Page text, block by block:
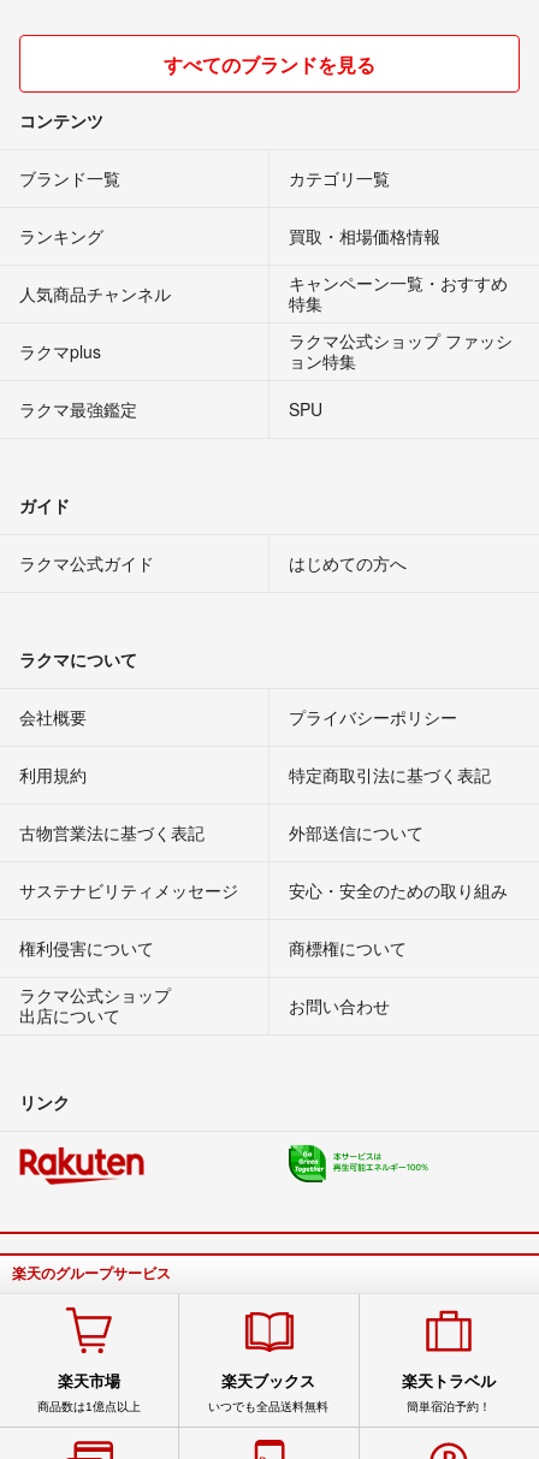
すべてのブランドを見る
コンテンツ
ブランド一覧 カテゴリ一覧
ランキング 買取・相場価格情報
人気商品チャンネル
キャンペーン一覧・おすすめ
特集
ラクマplus
ラクマ公式ショップ ファッシ
ョン特集
ラクマ最強鑑定
SPU
ガイド
ラクマ公式ガイド はじめての方へ
ラクマについて
会社概要 プライバシーポリシー
利用規約 特定商取引法に基づく表記
古物営業法に基づく表記 外部送信について
サステナビリティメッセージ 安心・安全のための取り組み
権利侵害について
商標権について
ラクマ公式ショップ
出店について
お問い合わせ
リンク
楽天のグループサービス
楽天市場
商品数は1億点以上
楽天ブックス
いつでも全品送料無料
楽天トラベル
簡単宿泊予約！